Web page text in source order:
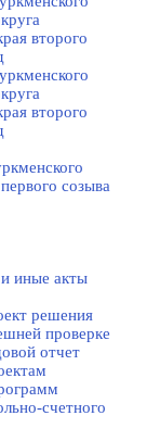
второго
второго
созыва
иные акты
решения
проверке
отчет
счетного